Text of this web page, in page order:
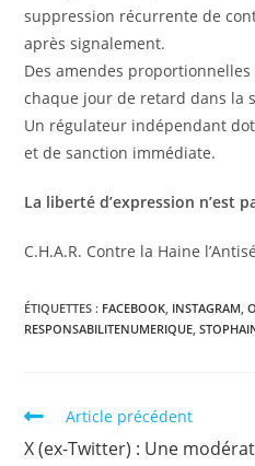
suppression récurrente de
après signalement.
Des amendes
chaque jour de retard dans la
Un régulateur indépendant
et de sanction immédiate.
La liberté d’expression n’est
C.H.A.R. Contre la Haine
ÉTIQUETTES : FACEBOOK, INSTAGRAM,
RESPONSABILITENUMERIQUE,
Article précédent
X (ex-Twitter) : Une